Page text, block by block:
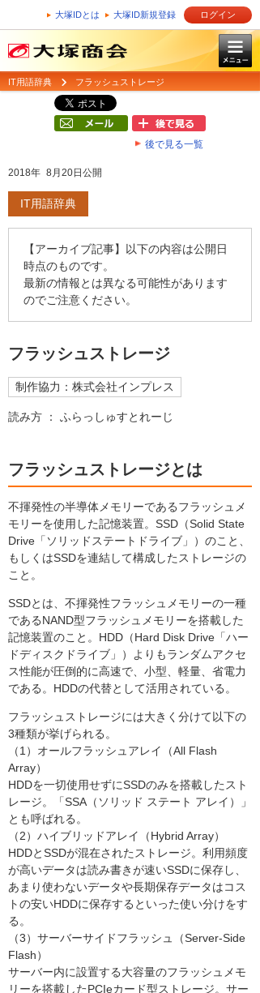
大塚IDとは 大塚ID新規登録 ログイン
IT用語辞典 フラッシュストレージ
後で見る一覧
2018年 8月20日公開
IT用語辞典
【アーカイブ記事】以下の内容は公開日
時点のものです。
最新の情報とは異なる可能性があります
のでご注意ください。
フラッシュストレージ
制作協力：株式会社インプレス
読み方 ： ふらっしゅすとれーじ
フラッシュストレージとは
不揮発性の半導体メモリーであるフラッシュメ
モリーを使用した記憶装置。SSD（Solid State
Drive「ソリッドステートドライブ」）のこと、
もしくはSSDを連結して構成したストレージの
こと。
SSDとは、不揮発性フラッシュメモリーの一種
であるNAND型フラッシュメモリーを搭載した
記憶装置のこと。HDD（Hard Disk Drive「ハー
ドディスクドライブ」）よりもランダムアクセ
ス性能が圧倒的に高速で、小型、軽量、省電力
である。HDDの代替として活用されている。
フラッシュストレージには大きく分けて以下の
3種類が挙げられる。
（1）オールフラッシュアレイ（All Flash
Array）
HDDを一切使用せずにSSDのみを搭載したスト
レージ。「SSA（ソリッド ステート アレイ）」
とも呼ばれる。
（2）ハイブリッドアレイ（Hybrid Array）
HDDとSSDが混在されたストレージ。利用頻度
が高いデータは読み書きが速いSSDに保存し、
あまり使わないデータや長期保存データはコス
トの安いHDDに保存するといった使い分けをす
る。
（3）サーバーサイドフラッシュ（Server-Side
Flash）
サーバー内に設置する大容量のフラッシュメモ
リーを搭載したPCIeカード型ストレージ。サー